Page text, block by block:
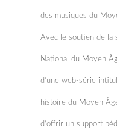
des musiques du
Avec le soutien de la
National du Moyen
d’une web-série
histoire du Moyen
d’offrir un support